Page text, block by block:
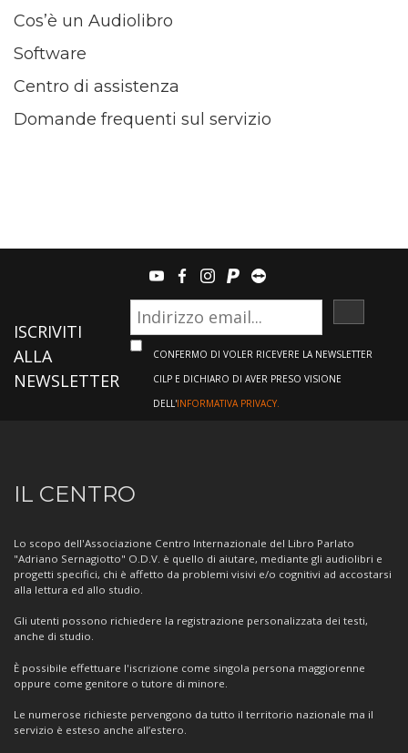
Cos’è un Audiolibro
Software
Centro di assistenza
Domande frequenti sul servizio
youtubefacebook
instagram
paypalteamviewer
ISCRIVITI
ALLA
NEWSLETTER
CONFERMO DI VOLER RICEVERE LA NEWSLETTER
CILP E DICHIARO DI AVER PRESO VISIONE
DELL'INFORMATIVA PRIVACY.
Informazioni
sul
Centro
IL CENTRO
Lo scopo dell'Associazione Centro Internazionale del Libro Parlato
"Adriano Sernagiotto" O.D.V. è quello di aiutare, mediante gli audiolibri e
progetti specifici, chi è affetto da problemi visivi e/o cognitivi ad accostarsi
alla lettura ed allo studio.
Gli utenti possono richiedere la registrazione personalizzata dei testi,
anche di studio.
È possibile effettuare l'iscrizione come singola persona maggiorenne
oppure come genitore o tutore di minore.
Le numerose richieste pervengono da tutto il territorio nazionale ma il
servizio è esteso anche all’estero.